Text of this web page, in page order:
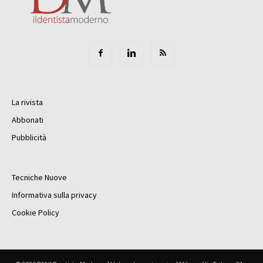
La rivista
Abbonati
Pubblicità
Tecniche Nuove
Informativa sulla privacy
Cookie Policy